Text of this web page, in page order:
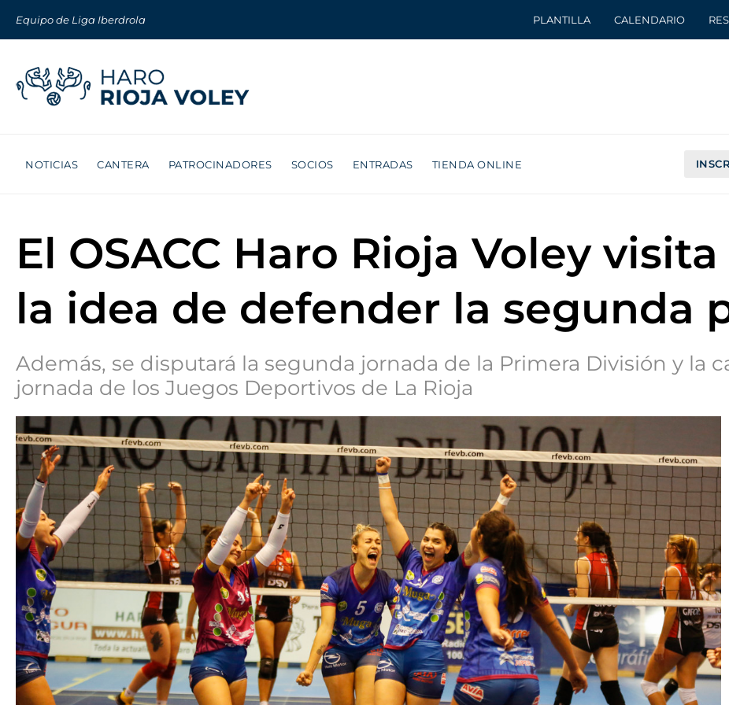
Equipo de Liga Iberdrola PLANTILLA CALENDARIO
NOTICIAS CANTERA PATROCINADORES SOCIOS ENTRADAS TIENDA ONLINE
El OSACC Haro Rioja Voley
la idea de defender la segunda
Además, se disputará la segunda jornada de la Primera División y la
jornada de los Juegos Deportivos de La Rioja